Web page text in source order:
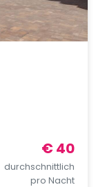
€ 40
durchschnittlich
pro Nacht